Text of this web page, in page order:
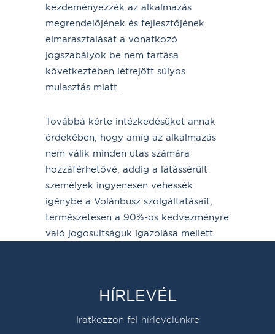
kezdeményezzék az alkalmazás
megrendelőjének és fejlesztőjének
elmarasztalását a vonatkozó
jogszabályok be nem tartása
következtében létrejött súlyos
mulasztás miatt.
Továbbá kérte intézkedésüket annak
érdekében, hogy amíg az alkalmazás
nem válik minden utas számára
hozzáférhetővé, addig a látássérült
személyek ingyenesen vehessék
igénybe a Volánbusz szolgáltatásait,
természetesen a 90%-os kedvezményre
való jogosultságuk igazolása mellett.
HÍRLEVÉL
Iratkozzon fel hírlevelünkre